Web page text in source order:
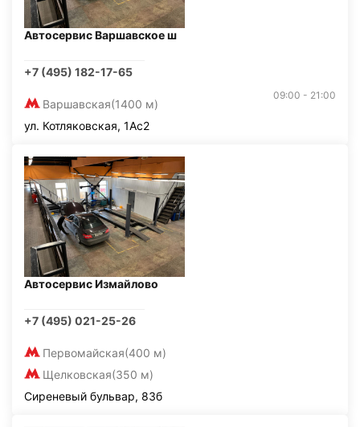
Автосервис Варшавское ш
+7 (495) 182-17-65
Варшавская(1400 м)
09:00 - 21:00
ул. Котляковская, 1Ас2
Автосервис Измайлово
+7 (495) 021-25-26
Первомайская(400 м)
Щелковская(350 м)
Сиреневый бульвар, 83б